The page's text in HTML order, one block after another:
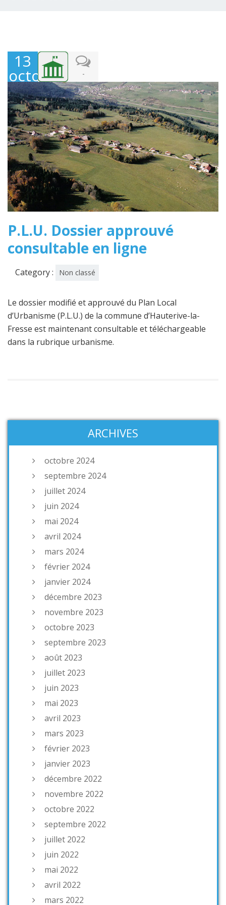
13
octobre
2017
-
P.L.U. Dossier approuvé
consultable en ligne
Category : Non classé
Le dossier modifié et approuvé du Plan Local
d’Urbanisme (P.L.U.) de la commune d’Hauterive-la-
Fresse est maintenant consultable et téléchargeable
dans la rubrique urbanisme.
ARCHIVES
octobre 2024
septembre 2024
juillet 2024
juin 2024
mai 2024
avril 2024
mars 2024
février 2024
janvier 2024
décembre 2023
novembre 2023
octobre 2023
septembre 2023
août 2023
juillet 2023
juin 2023
mai 2023
avril 2023
mars 2023
février 2023
janvier 2023
décembre 2022
novembre 2022
octobre 2022
septembre 2022
juillet 2022
juin 2022
mai 2022
avril 2022
mars 2022